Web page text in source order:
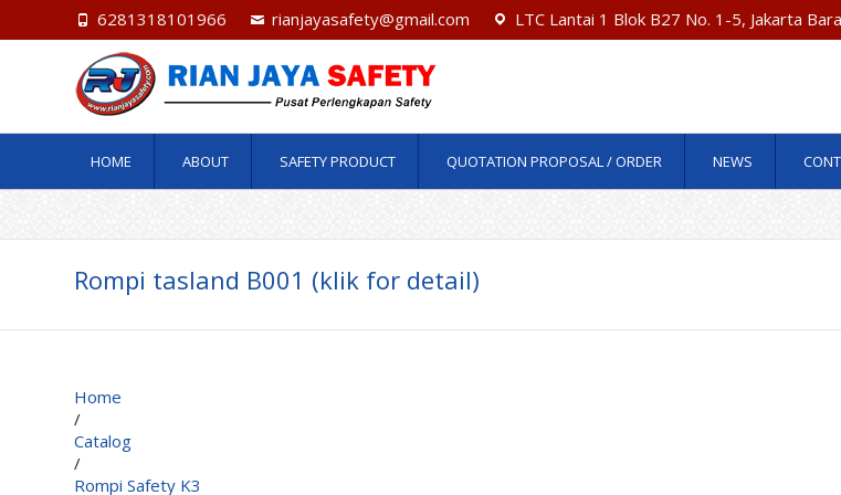
6281318101966 rianjayasafety@gmail.com
LTC Lantai 1 Blok B27 No. 1-5, Jakarta
HOME ABOUT SAFETY PRODUCT QUOTATION PROPOSAL / ORDER NEWS
Rompi tasland B001 (klik for detail)
Home
/
Catalog
/
Rompi Safety K3